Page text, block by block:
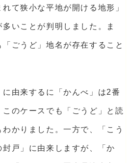
れて狭小な平地が開ける地形」
いことが判明しました。ま
ごうど」地名が存在すること
由来するに「かんべ」は2番
このケースでも「ごうど」と読
かりました。一方で、「こう
戸」に由来しますが、「か